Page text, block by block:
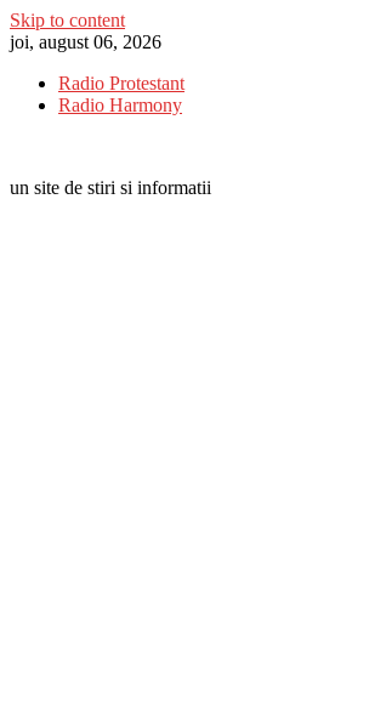
Skip to content
joi, august 06, 2026
Radio Protestant
Radio Harmony
un site de stiri si informatii